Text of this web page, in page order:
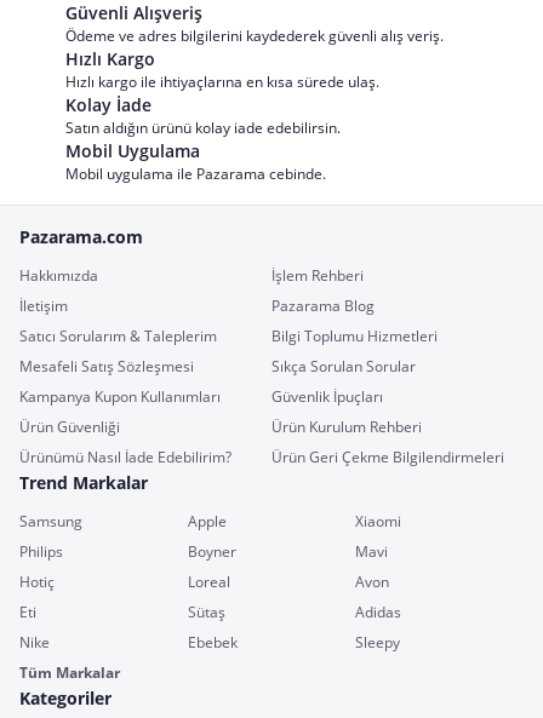
Güvenli Alışveriş
Ödeme ve adres bilgilerini kaydederek güvenli alış veriş.
Hızlı Kargo
Hızlı kargo ile ihtiyaçlarına en kısa sürede ulaş.
Kolay İade
Satın aldığın ürünü kolay iade edebilirsin.
Mobil Uygulama
Mobil uygulama ile Pazarama cebinde.
Pazarama.com
Hakkımızda
İşlem Rehberi
İletişim
Pazarama Blog
Satıcı Sorularım & Taleplerim
Bilgi Toplumu Hizmetleri
Mesafeli Satış Sözleşmesi
Sıkça Sorulan Sorular
Kampanya Kupon Kullanımları
Güvenlik İpuçları
Ürün Güvenliği
Ürün Kurulum Rehberi
Ürünümü Nasıl İade Edebilirim?
Ürün Geri Çekme Bilgilendirmeleri
Trend Markalar
Samsung Apple
Xiaomi
Philips
Boyner
Mavi
Hotiç
Loreal
Avon
Eti
Sütaş
Adidas
Nike
Ebebek
Sleepy
Tüm Markalar
Kategoriler